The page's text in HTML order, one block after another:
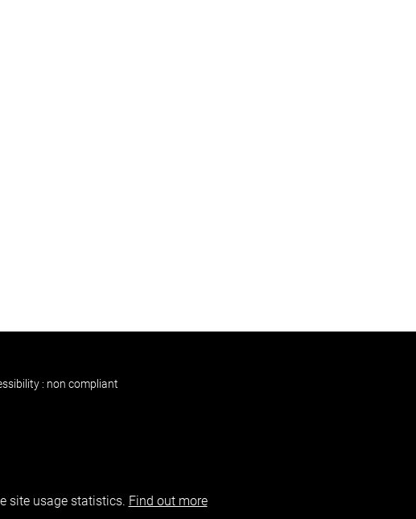
: non compliant
site usage statistics. Find out more